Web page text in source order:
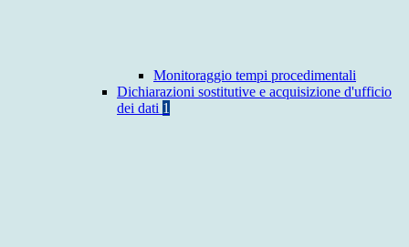
Monitoraggio tempi procedimentali
Dichiarazioni sostitutive e acquisizione d'ufficio
dei dati 1